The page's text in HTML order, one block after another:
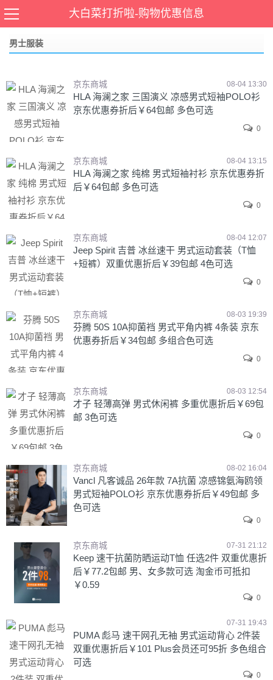
大白菜打折啦-购物优惠信息
当前位置： 服装鞋帽,男士服装
男士服装
京东商城 08-04 13:30
HLA 海澜之家 三国演义 凉感男式短袖POLO衫
京东优惠券折后￥64包邮 多色可选
0
京东商城 08-04 13:15
HLA 海澜之家 纯棉 男式短袖衬衫 京东优惠券折
后￥64包邮 多色可选
0
京东商城 08-04 12:07
Jeep Spirit 吉普 冰丝速干 男式运动套装（T恤
+短裤）双重优惠折后￥39包邮 4色可选
0
京东商城 08-03 19:39
芬腾 50S 10A抑菌裆 男式平角内裤 4条装 京东
优惠券折后￥34包邮 多组合色可选
0
京东商城 08-03 12:54
才子 轻薄高弹 男式休闲裤 多重优惠折后￥69包
邮 3色可选
0
京东商城 08-02 16:04
Vancl 凡客诚品 26年款 7A抗菌 凉感锦氨海鸥领
男式短袖POLO衫 京东优惠券折后￥49包邮 多
色可选
0
京东商城 07-31 21:12
Keep 速干抗菌防晒运动T恤 任选2件 双重优惠折
后￥77.2包邮 男、女多款可选 淘金币可抵扣
￥0.59
0
07-31 19:43
PUMA 彪马 速干网孔无袖 男式运动背心 2件装
双重优惠折后￥101 Plus会员还可95折 多色组合
可选
0